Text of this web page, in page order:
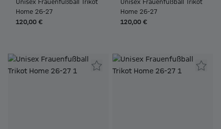
Unisex Frauenfußball Trikot
Home 26-27
120,00 €
Unisex Frauenfußball Trikot
Home 26-27
120,00 €